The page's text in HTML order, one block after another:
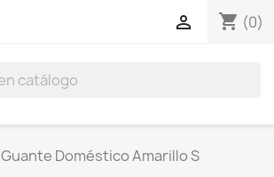
shopping_cart (0)

Guante Doméstico Amarillo S